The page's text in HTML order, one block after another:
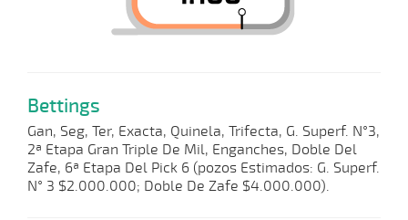
Bettings
Gan, Seg, Ter, Exacta, Quinela, Trifecta, G. Superf. N°3,
2ª Etapa Gran Triple De Mil, Enganches, Doble Del
Zafe, 6ª Etapa Del Pick 6 (pozos Estimados: G. Superf.
N° 3 $2.000.000; Doble De Zafe $4.000.000).